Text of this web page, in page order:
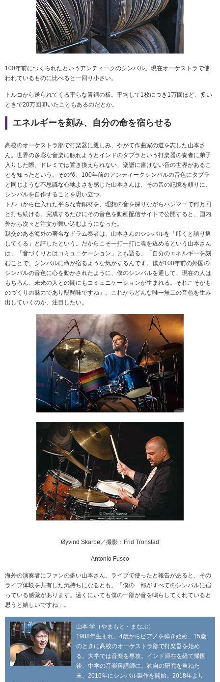
100年前につくられたというアンティークのシンバル。現在オーケストラで使
われているものに比べると一回り小さい。
トルコから送られてくる平らな青銅の板。平均して1枚につき1万回ほど、多い
ときで20万回叩いたこともあるのだとか。
エネルギーを刻み、自分の命を宿らせる
高校のオーケストラ部で打楽器に親しみ、やがて作曲家の道を志した山本さ
ん。世界の多彩な音楽に触れようとインドのタブラという打楽器の奏者に弟子
入りした際、ドレミでは置き換えられない、楽譜に書けない音の世界があるこ
とを知ったという。その後、100年前のアンティークシンバルの音色にタブラ
と同じような不思議な心地よさを感じた山本さんは、その音の記憶を頼りに、
シンバルを自作することを思い立つ。
トルコから仕入れた平らな青銅材を、理想の音を探りながらハンマーで何万回
と打ち続ける。完成するたびにその音色を動画配信サイトで公開すると、国内
外から次々と注文が舞い込むようになった。
親交のある海外の著名なドラム奏者は、山本さんのシンバルを「叩くと語り返
してくる」と評したという。だからこそ一打一打に魂を込めるという山本さん
は、「音づくりとはコミュニケーション」とも語る。「自分のエネルギーを刻
むことで、シンバルに命が宿るような気がするんです。僕が100年前の外国の
シンバルの音色に心を動かされたように、僕のシンバルを通して、現在の人は
もちろん、未来の人との間にもコミュニケーションが生まれる。それこそがも
のづくりの魅力であり醍醐味ですね」。これからどんな唯一無二の音色を生み
出していくのか、注目したい。
Øyvind Skarbø／撮影：Frid Tronstad
Antonio Fusco
海外の演奏者にファンの多い山本さん。ライブで使ったと報告があると、その
ライブ体験を共有した気持ちになるとも。「僕の一部がすべてのシンバルに宿
っている感覚があります。遠くにいても僕の一部が音を鳴らしてくれていると
思うと嬉しいですね」。
山本 学（やまもと・まなぶ）
1988年生まれ。4歳からピアノを弾き始め、15歳
のときに高校のオーケストラ部で打楽器を始め
る。大学では音楽を専攻。インド滞在を経て帰国
後、中学の音楽科講師に。独自の研究を重ねた
末、2016年にシンバル製作を開始。2018年より